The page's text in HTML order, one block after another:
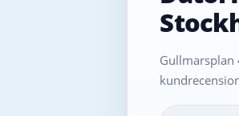
Gullmarsplan